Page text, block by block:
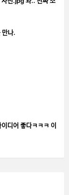
만나.
좋다ㅋㅋㅋ 이